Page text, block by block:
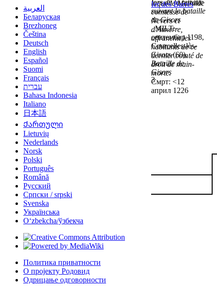
laquelle Mathilde
comtesse de
Nevers et
d'Auxerre,
affranchit les
habitants de ce
dernier comté de
droit de main-
morte.
Смрт: <12
април 1226
lors de la retraite
suivant la bataille
de Gisors
_MILT:
септембар 1198,
Courcelles-lès-
Gisors (60),
Bataille de
Gisors
Ier des Barres
3
العربية
Беларуская
Brezhoneg
Čeština
Deutsch
English
Español
Suomi
Français
עברית
Bahasa Indonesia
Italiano
日本語
Ქართული
Lietuvių
Nederlands
Norsk
Polski
Português
Română
Русский
Српски / srpski
Svenska
Українська
Oʻzbekcha/ўзбекча
Политика приватности
О пројекту Родовид
Одрицање одговорности